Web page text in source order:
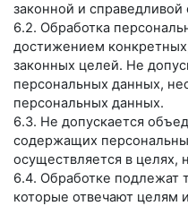
законной и справедливой
6.2. Обработка
достижением
законных целей. Не
персональных данных,
персональных данных.
6.3. Не допускается
содержащих
осуществляется в
6.4. Обработке подлежат
которые отвечают целям